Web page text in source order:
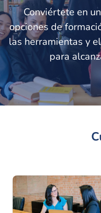
Conviértete en
opciones de
las herramientas y
para